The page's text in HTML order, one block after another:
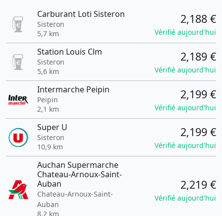
Carburant Loti Sisteron
Sisteron
5,7 km
2,188 €
Vérifié aujourd'hui
Station Louis Clm
Sisteron
5,6 km
2,189 €
Vérifié aujourd'hui
Intermarche Peipin
Peipin
2,1 km
2,199 €
Vérifié aujourd'hui
Super U
Sisteron
10,9 km
2,199 €
Vérifié aujourd'hui
Auchan Supermarche
Chateau-Arnoux-Saint-
Auban
Chateau-Arnoux-Saint-
Auban
8,2 km
2,219 €
Vérifié aujourd'hui